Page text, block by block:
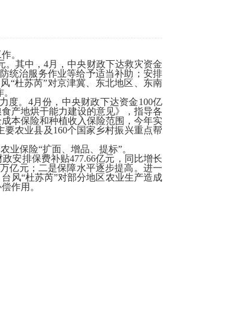
。
。其中，4月，中央财政下达救灾资金
统治服务作业等给予适当补助；安排
“杜苏芮”对京津冀、东北地区、东南
度。4月份，中央财政下达资金100亿
产地烘干能力建设的意见》，指导各
本保险和种植收入保险范围，今年实
农业县及160个国家乡村振兴重点帮
业保险“扩面、增品、提标”。
安排保费补贴477.66亿元，同比增长
亿元；二是保障水平逐步提高。进一
风“杜苏芮”对部分地区农业生产造成
作用。